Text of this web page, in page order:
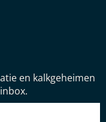
en kalkgeheimen